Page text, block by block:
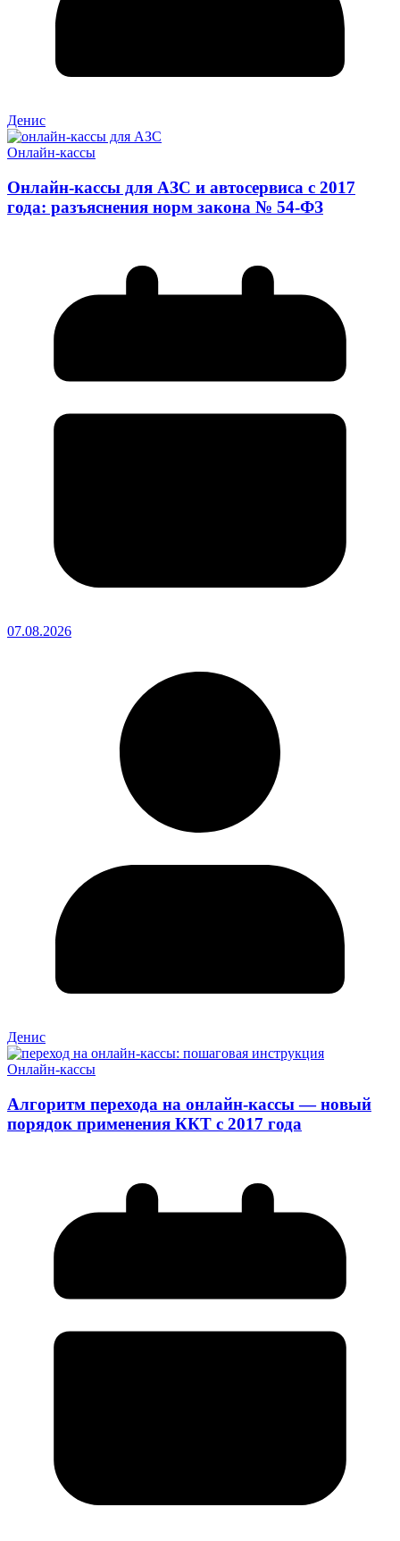
Денис
Онлайн-кассы
Онлайн-кассы для АЗС и автосервиса с 2017
года: разъяснения норм закона № 54-ФЗ
07.08.2026
Денис
Онлайн-кассы
Алгоритм перехода на онлайн-кассы — новый
порядок применения ККТ с 2017 года